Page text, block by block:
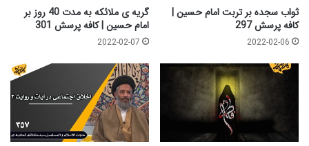
ثواب سجده بر تربت امام حسین |
کافه پرسش 297
2022-02-06
گریه ی ملائکه به مدت 40 روز بر
امام حسین | کافه پرسش 301
2022-02-07